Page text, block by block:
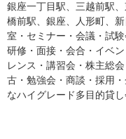
銀座一丁目駅、三越前駅
橋前駅、銀座、人形町、
室・セミナー・会議・試
研修・面接・会合・イベ
レンス・講習会・株主総
古・勉強会・商談・採用
なハイグレード多目的貸し